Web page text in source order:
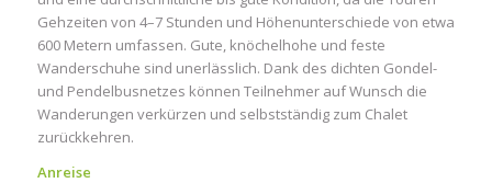
Gehzeiten von 4–7 Stunden und Höhenunterschiede von etwa
600 Metern umfassen. Gute, knöchelhohe und feste
Wanderschuhe sind unerlässlich. Dank des dichten Gondel-
und Pendelbusnetzes können Teilnehmer auf Wunsch die
Wanderungen verkürzen und selbstständig zum Chalet
zurückkehren.
Anreise